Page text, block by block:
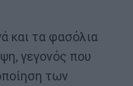
και τα φασόλια
γεγονός που
των